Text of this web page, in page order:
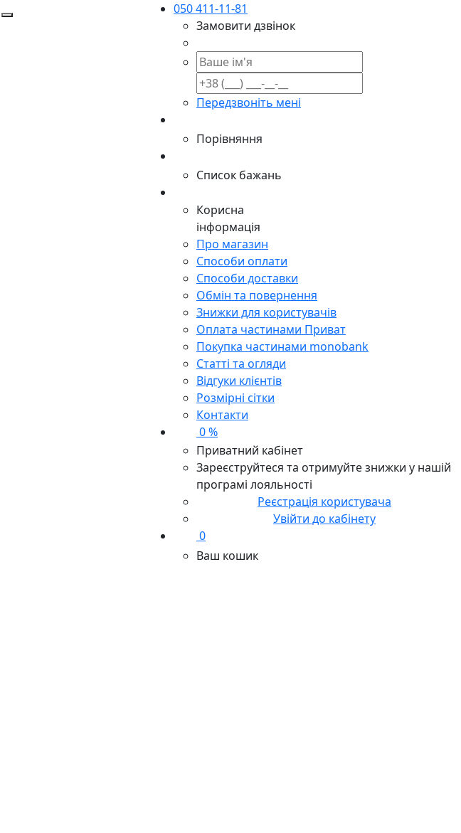
050 411-11-81
Замовити дзвінок
Передзвоніть мені
Порівняння
Список бажань
Корисна
інформація
Про магазин
Способи оплати
Способи доставки
Обмін та повернення
Знижки для користувачів
Оплата частинами Приват
Покупка частинами monobank
Статті та огляди
Відгуки клієнтів
Розмірні сітки
Контакти
0 %
Приватний кабінет
Зареєструйтеся та отримуйте знижки у нашій
програмі лояльності
Реєстрація користувача
Увійти до кабінету
0
Ваш кошик